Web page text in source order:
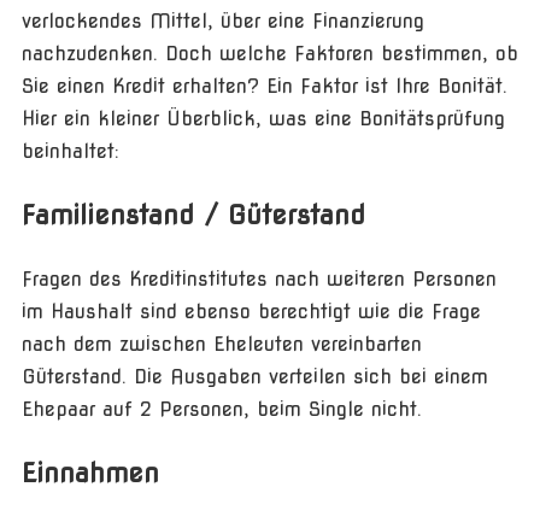
verlockendes Mittel, über eine Finanzierung
nachzudenken. Doch welche Faktoren bestimmen, ob
Sie einen Kredit erhalten? Ein Faktor ist Ihre Bonität.
Hier ein kleiner Überblick, was eine Bonitätsprüfung
beinhaltet:
Familienstand / Güterstand
Fragen des Kreditinstitutes nach weiteren Personen
im Haushalt sind ebenso berechtigt wie die Frage
nach dem zwischen Eheleuten vereinbarten
Güterstand. Die Ausgaben verteilen sich bei einem
Ehepaar auf 2 Personen, beim Single nicht.
Einnahmen